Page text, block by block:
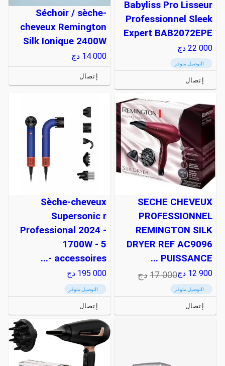
Babyliss Pro Lisseur
Professionnel Sleek
Expert BAB2072EPE
22 000 دج
التوصيل متوفر
إتصال
Séchoir / sèche-
cheveux Remington
Silk Ionique 2400W
14 000 دج
إتصال
SECHE CHEVEUX
PROFESSIONNEL
REMINGTON SILK
DRYER REF AC9096
PUISSANCE ...
12 900 دج17 000دج
التوصيل متوفر
إتصال
Sèche-cheveux
Supersonic r
Professional 2024 -
1700W - 5
accessoires -...
195 000 دج
التوصيل متوفر
إتصال